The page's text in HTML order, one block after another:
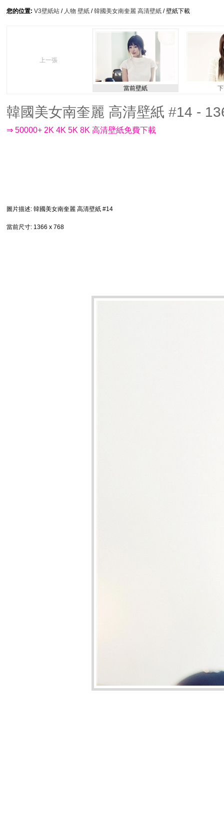
您的位置: V3壁紙站 / 人物 壁紙 /韓國美女南奎麗 高清壁紙 / 壁紙下載
上一張
當前壁紙
韓國美女南奎麗 高清壁紙 #14 -
⇒ 50000+ 2K 4K 5K 8K 高清壁紙免費下載
圖片描述: 韓國美女南奎麗 高清壁紙 #14
當前尺寸: 1366 x 768